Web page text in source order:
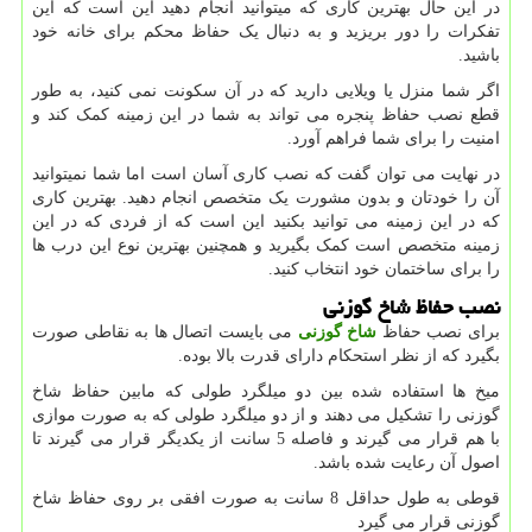
در این حال بهترین کاری که میتوانید انجام دهید این است که این
تفکرات را دور بریزید و به دنبال یک حفاظ محکم برای خانه خود
باشید.
اگر شما منزل یا ویلایی دارید که در آن سکونت نمی کنید، به طور
قطع نصب حفاظ پنجره می تواند به شما در این زمینه کمک کند و
امنیت را برای شما فراهم آورد.
در نهایت می توان گفت که نصب کاری آسان است اما شما نمیتوانید
آن را خودتان و بدون مشورت یک متخصص انجام دهید. بهترین کاری
که در این زمینه می توانید بکنید این است که از فردی که در این
زمینه متخصص است کمک بگیرید و همچنین بهترین نوع این درب ها
را برای ساختمان خود انتخاب کنید.
نصب حفاظ شاخ گوزنی
برای نصب حفاظ شاخ گوزنی می بایست اتصال ها به نقاطی صورت
بگیرد که از نظر استحکام دارای قدرت بالا بوده.
میخ ها استفاده شده بین دو میلگرد طولی که مابین حفاظ شاخ
گوزنی را تشکیل می دهند و از دو میلگرد طولی که به صورت موازی
با هم قرار می گیرند و فاصله 5 سانت از یکدیگر قرار می گیرند تا
اصول آن رعایت شده باشد.
قوطی به طول حداقل 8 سانت به صورت افقی بر روی حفاظ شاخ
گوزنی قرار می گیرد